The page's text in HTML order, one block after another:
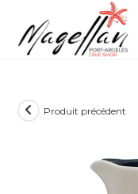
content
Produit précédent